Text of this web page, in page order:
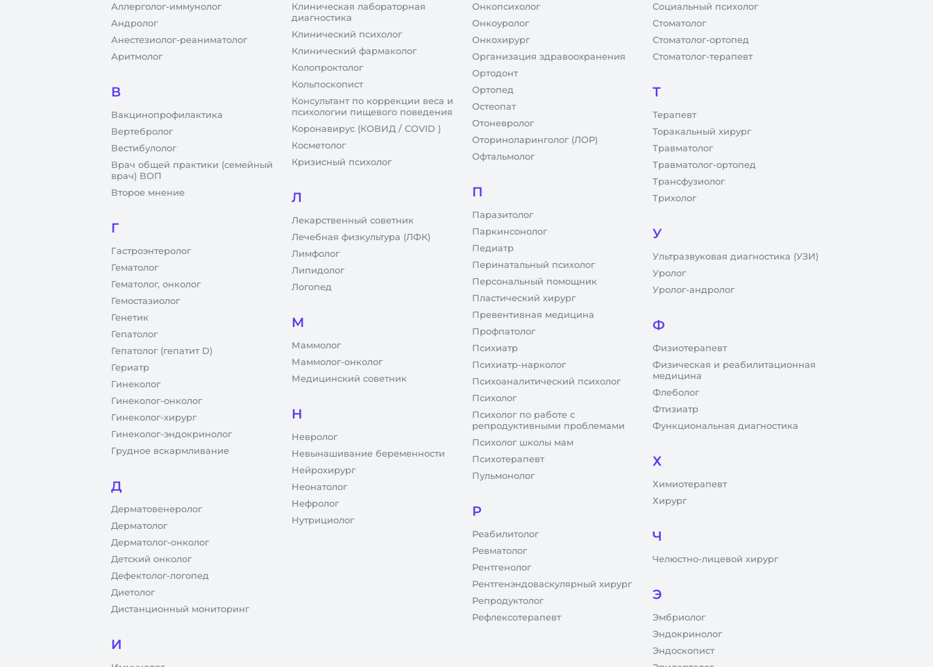
Аллерголог-иммунолог
Андролог
Анестезиолог-реаниматолог
Аритмолог
В
Вакцинопрофилактика
Вертебролог
Вестибулолог
Врач общей практики (семейный
врач) ВОП
Второе мнение
Г
Гастроэнтеролог
Гематолог
Гематолог, онколог
Гемостазиолог
Генетик
Гепатолог
Гепатолог (гепатит D)
Гериатр
Гинеколог
Гинеколог-онколог
Гинеколог-хирург
Гинеколог-эндокринолог
Грудное вскармливание
Д
Дерматовенеролог
Дерматолог
Дерматолог-онколог
Детский онколог
Дефектолог-логопед
Диетолог
Дистанционный мониторинг
И
Клиническая лабораторная
диагностика
Клинический психолог
Клинический фармаколог
Колопроктолог
Кольпоскопист
Консультант по коррекции веса и
психологии пищевого поведения
Коронавирус (КОВИД / COVID )
Косметолог
Кризисный психолог
Л
Лекарственный советник
Лечебная физкультура (ЛФК)
Лимфолог
Липидолог
Логопед
М
Маммолог
Маммолог-онколог
Медицинский советник
Н
Невролог
Невынашивание беременности
Нейрохирург
Неонатолог
Нефролог
Нутрициолог
Онкопсихолог
Онкоуролог
Онкохирург
Организация здравоохранения
Ортодонт
Ортопед
Остеопат
Отоневролог
Оториноларинголог (ЛОР)
Офтальмолог
П
Паразитолог
Паркинсонолог
Педиатр
Перинатальный психолог
Персональный помощник
Пластический хирург
Превентивная медицина
Профпатолог
Психиатр
Психиатр-нарколог
Психоаналитический психолог
Психолог
Психолог по работе с
репродуктивными проблемами
Психолог школы мам
Психотерапевт
Пульмонолог
Р
Реабилитолог
Ревматолог
Рентгенолог
Рентгенэндоваскулярный хирург
Репродуктолог
Рефлексотерапевт
Социальный психолог
Стоматолог
Стоматолог-ортопед
Стоматолог-терапевт
Т
Терапевт
Торакальный хирург
Травматолог
Травматолог-ортопед
Трансфузиолог
Трихолог
У
Ультразвуковая диагностика (УЗИ)
Уролог
Уролог-андролог
Ф
Физиотерапевт
Физическая и реабилитационная
медицина
Флеболог
Фтизиатр
Функциональная диагностика
Х
Химиотерапевт
Хирург
Ч
Челюстно-лицевой хирург
Э
Эмбриолог
Эндокринолог
Эндоскопист